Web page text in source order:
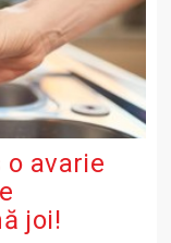
avarie
joi!